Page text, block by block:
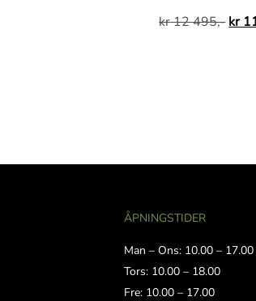
kr12 495,- kr
ÅPNINGSTIDER
Man – Ons: 10.00 – 17.00
Tors: 10.00 – 18.00
Fre: 10.00 – 17.00